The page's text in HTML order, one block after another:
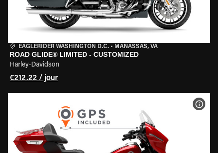
EAGLERIDER WASHINGTON D.C. • MANASSAS, VA
ROAD GLIDE® LIMITED - CUSTOMIZED
Harley-Davidson
€212.22 / jour